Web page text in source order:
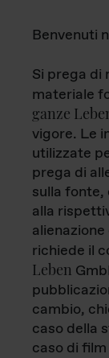
Benvenuti
Si prega di
materiale
ganze
vigore. Le
utilizzate
prega di
sulla fonte,
alla
richiede il
Leben
cambio,
caso della
caso di